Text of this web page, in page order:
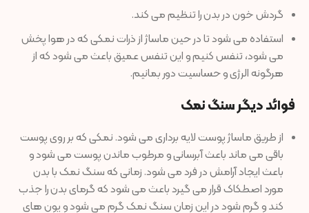
گردش خون در بدن را تنظیم می کند.
استفاده می شود تا در حین ماساژ از ذرات نمکی که در هوا پخش
می شود، تنفس کنیم و این تنفس عمیق باعث می شود که از
هرگونه الرژی و حساسیت دور بمانیم.
فوائد دیگر سنگ نمک
از طریق ماساژ پوست لایه برداری می شود. نمکی که بر روی پوست
باقی می ماند باعث آبرسانی و مرطوب ماندن پوست می شود و
باعث ایجاد آرامش در فرد می شود. زمانی که سنگ نمک با بدن
مورد اصطکاک قرار می گیرد باعث می شود که گرمای بدن را جذب
کند و گرم شود در این زمان سنگ نمک گرم می شود و یون های